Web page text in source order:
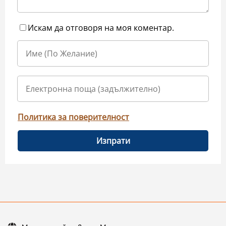
Искам да отговоря на моя коментар.
Политика за поверителност
Изпрати